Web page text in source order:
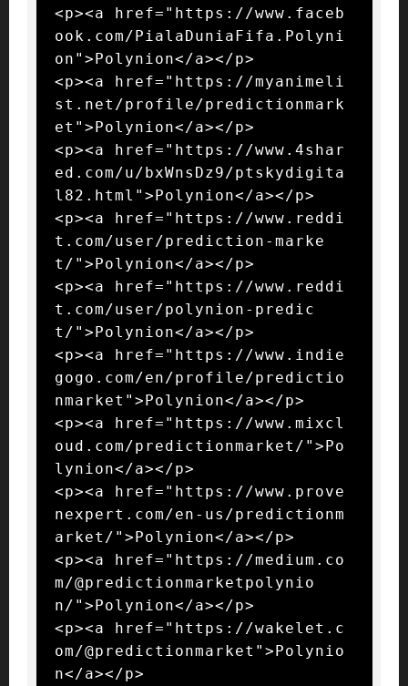
<p><a href="https://www.faceb
ook.com/PialaDuniaFifa.Polyni
on">Polynion</a></p>
<p><a href="https://myanimeli
st.net/profile/predictionmark
et">Polynion</a></p>
<p><a href="https://www.4shar
ed.com/u/bxWnsDz9/ptskydigita
l82.html">Polynion</a></p>
<p><a href="https://www.reddi
t.com/user/prediction-marke
t/">Polynion</a></p>
<p><a href="https://www.reddi
t.com/user/polynion-predic
t/">Polynion</a></p>
<p><a href="https://www.indie
gogo.com/en/profile/predictio
nmarket">Polynion</a></p>
<p><a href="https://www.mixcl
oud.com/predictionmarket/">Po
lynion</a></p>
<p><a href="https://www.prove
nexpert.com/en-us/predictionm
arket/">Polynion</a></p>
<p><a href="https://medium.co
m/@predictionmarketpolynio
n/">Polynion</a></p>
<p><a href="https://wakelet.c
om/@predictionmarket">Polynio
n</a></p>